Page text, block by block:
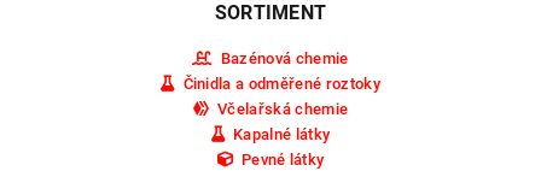
SORTIMENT
Bazénová chemie
Činidla a odměřené roztoky
Včelařská chemie
Kapalné látky
Pevné látky